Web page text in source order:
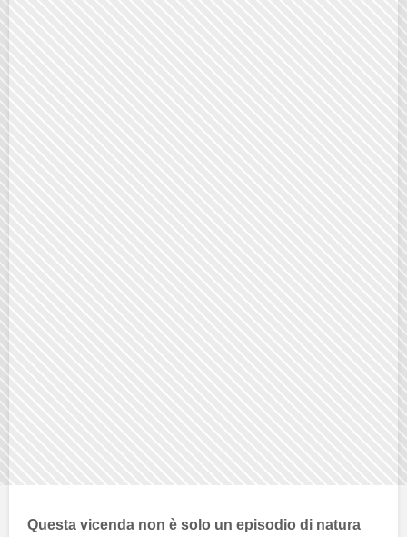
Questa vicenda non è solo un episodio di natura